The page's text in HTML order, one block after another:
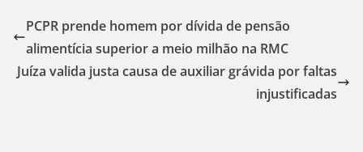
PCPR prende homem por dívida de pensão
alimentícia superior a meio milhão na RMC
Juíza valida justa causa de auxiliar grávida por faltas
injustificadas